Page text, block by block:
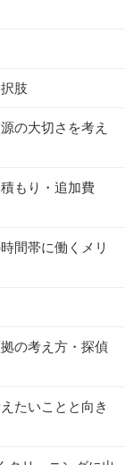
肢
の大切さを考え
もり・追加費
間帯に働くメリ
の考え方・探偵
たいことと向き